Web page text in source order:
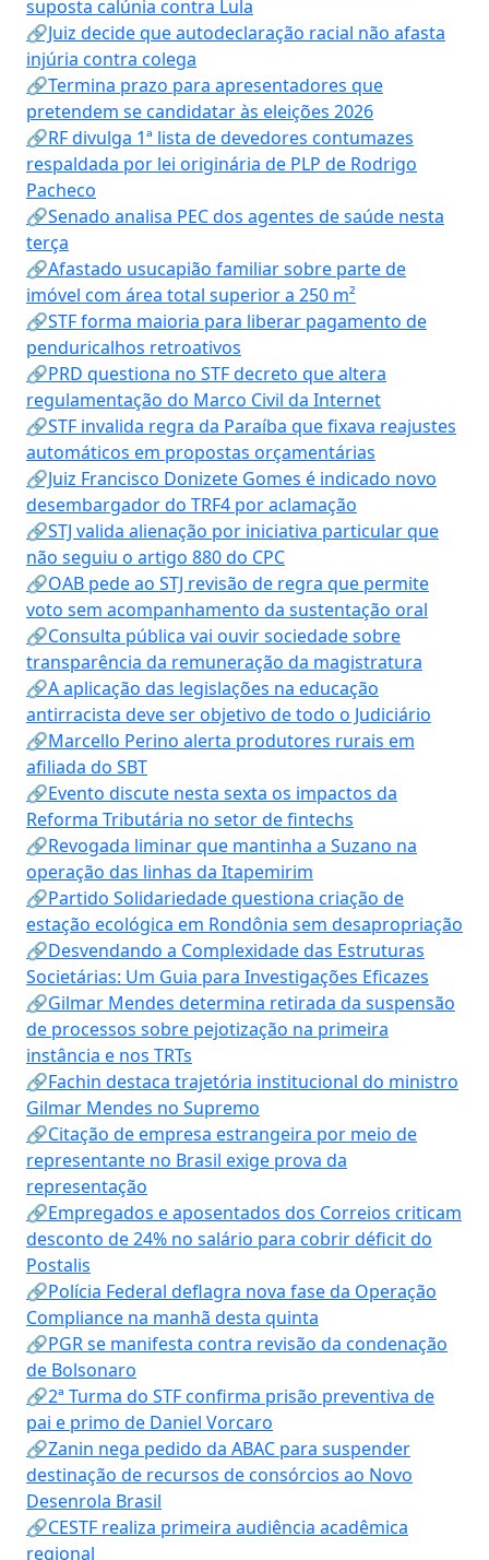
suposta calúnia contra Lula
🔗Juiz decide que autodeclaração racial não afasta
injúria contra colega
🔗Termina prazo para apresentadores que
pretendem se candidatar às eleições 2026
🔗RF divulga 1ª lista de devedores contumazes
respaldada por lei originária de PLP de Rodrigo
Pacheco
🔗Senado analisa PEC dos agentes de saúde nesta
terça
🔗Afastado usucapião familiar sobre parte de
imóvel com área total superior a 250 m²
🔗STF forma maioria para liberar pagamento de
penduricalhos retroativos
🔗PRD questiona no STF decreto que altera
regulamentação do Marco Civil da Internet
🔗STF invalida regra da Paraíba que fixava reajustes
automáticos em propostas orçamentárias
🔗Juiz Francisco Donizete Gomes é indicado novo
desembargador do TRF4 por aclamação
🔗STJ valida alienação por iniciativa particular que
não seguiu o artigo 880 do CPC
🔗OAB pede ao STJ revisão de regra que permite
voto sem acompanhamento da sustentação oral
🔗Consulta pública vai ouvir sociedade sobre
transparência da remuneração da magistratura
🔗A aplicação das legislações na educação
antirracista deve ser objetivo de todo o Judiciário
🔗Marcello Perino alerta produtores rurais em
afiliada do SBT
🔗Evento discute nesta sexta os impactos da
Reforma Tributária no setor de fintechs
🔗Revogada liminar que mantinha a Suzano na
operação das linhas da Itapemirim
🔗Partido Solidariedade questiona criação de
estação ecológica em Rondônia sem desapropriação
🔗Desvendando a Complexidade das Estruturas
Societárias: Um Guia para Investigações Eficazes
🔗Gilmar Mendes determina retirada da suspensão
de processos sobre pejotização na primeira
instância e nos TRTs
🔗Fachin destaca trajetória institucional do ministro
Gilmar Mendes no Supremo
🔗Citação de empresa estrangeira por meio de
representante no Brasil exige prova da
representação
🔗Empregados e aposentados dos Correios criticam
desconto de 24% no salário para cobrir déficit do
Postalis
🔗Polícia Federal deflagra nova fase da Operação
Compliance na manhã desta quinta
🔗PGR se manifesta contra revisão da condenação
de Bolsonaro
🔗2ª Turma do STF confirma prisão preventiva de
pai e primo de Daniel Vorcaro
🔗Zanin nega pedido da ABAC para suspender
destinação de recursos de consórcios ao Novo
Desenrola Brasil
🔗CESTF realiza primeira audiência acadêmica
regional